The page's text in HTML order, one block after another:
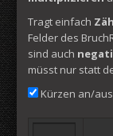
Tragt einfach
Felder des
sind auch
müsst nur statt
Kürzen an/aus